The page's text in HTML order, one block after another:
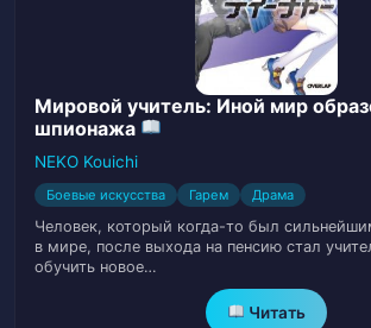
Глава 16. Золотая Игла
Бороды (часть 4)
Глава 16. Золотая Игла
Бороды (часть 5)
23
Глава 17. Академия только
(часть 1)
Глава 17. Академия только
Мировой учитель: Иной мир
шпионажа
NEKO Kouichi
Боевые искусства Гарем Драма
Человек, который когда-то был
в мире, после выхода на пенсию стал
обучить новое…
Читать